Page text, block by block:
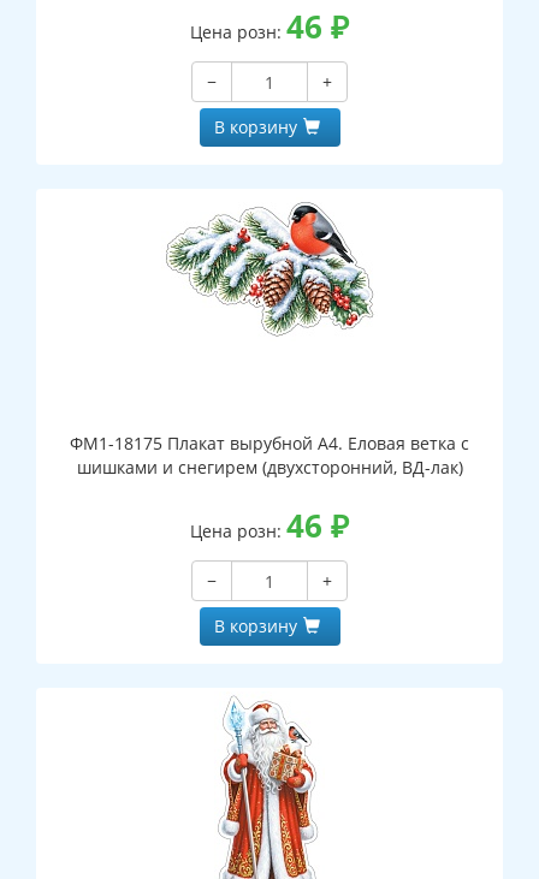
Цена розн: 46 ₽
−
+
В корзину
ФМ1-18175 Плакат вырубной А4. Еловая ветка с
шишками и снегирем (двухсторонний, ВД-лак)
Цена розн: 46 ₽
−
+
В корзину